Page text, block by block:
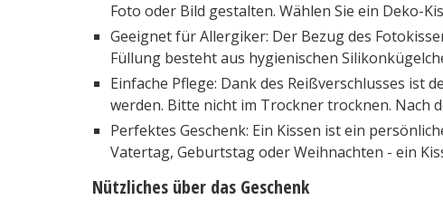
Foto oder Bild gestalten. Wählen Sie ein Deko-
Geeignet für Allergiker: Der Bezug des
Füllung besteht aus hygienischen
Einfache Pflege: Dank des Reißverschlusses ist
werden. Bitte nicht im Trockner trocknen. Nach
Perfektes Geschenk: Ein Kissen ist ein
Vatertag, Geburtstag oder Weihnachten - ein
Nützliches über das Geschenk